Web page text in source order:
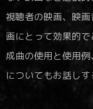
視聴者の映画、映
画にとって効果的
成曲の使用と使用
についてもお話し